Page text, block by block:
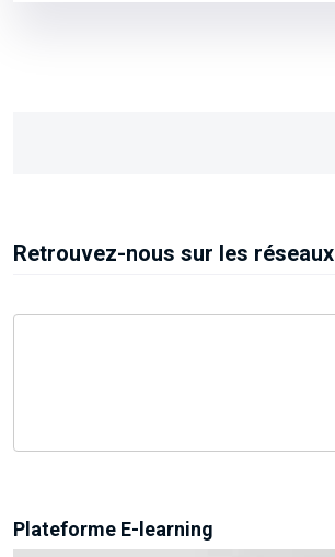
Retrouvez-nous sur les réseaux
Plateforme E-learning